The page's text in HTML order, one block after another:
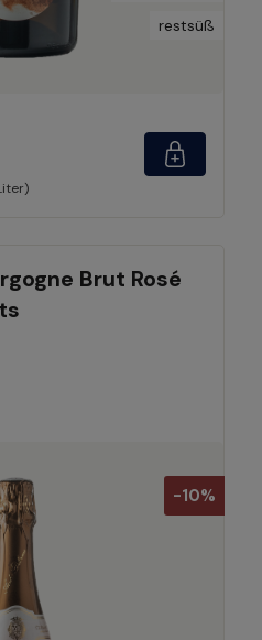
restsüß
Brut Rosé
-10%